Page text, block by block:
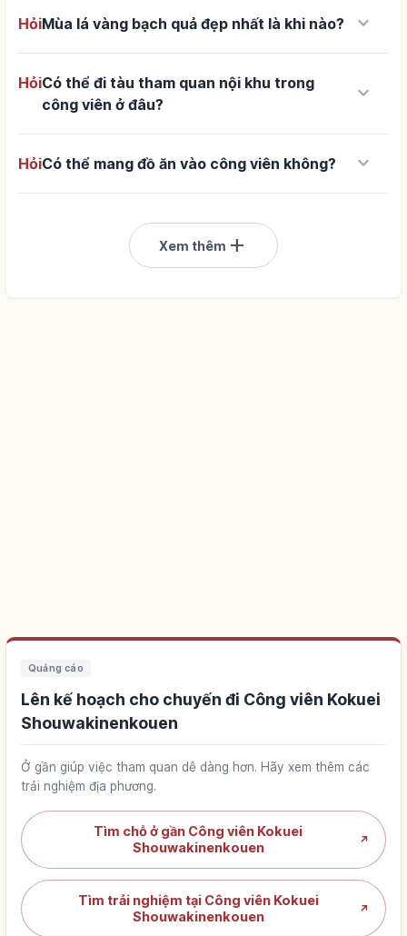
HỏiMùa lá vàng bạch quả đẹp nhất là khi nào? keyboard_arrow_down
HỏiCó thể đi tàu tham quan nội khu trong
công viên ở đâu?
keyboard_arrow_down
HỏiCó thể mang đồ ăn vào công viên không? keyboard_arrow_down
Xem thêm add
Quảng cáo
Lên kế hoạch cho chuyến đi Công viên Kokuei
Shouwakinenkouen
Ở gần giúp việc tham quan dễ dàng hơn. Hãy xem thêm các
trải nghiệm địa phương.
Tìm chỗ ở gần Công viên Kokuei
Shouwakinenkouen
↗
Tìm trải nghiệm tại Công viên Kokuei
Shouwakinenkouen
↗